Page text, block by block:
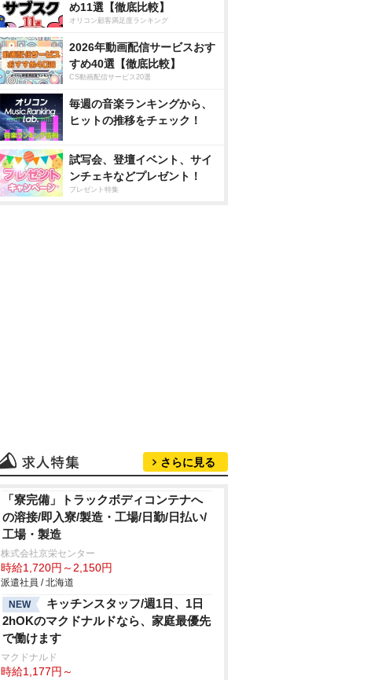
め11選【徹底比較】
オリコン顧客満足度ランキング
2026年動画配信サービスおす
すめ40選【徹底比較】
CS動画配信サービス20選
毎週の音楽ランキングから、
ヒットの推移をチェック！
試写会、登壇イベント、サイ
ンチェキなどプレゼント！
プレゼント特集
さらに見る
「寮完備」トラックボディコンテナへ
の溶接/即入寮/製造・工場/日勤/日払い/
工場・製造
株式会社京栄センター
時給1,720円～2,150円
派遣社員 / 北海道
NEW
キッチンスタッフ/週1日、1日
2hOKのマクドナルドなら、家庭最優先
で働けます
マクドナルド
時給1,177円～